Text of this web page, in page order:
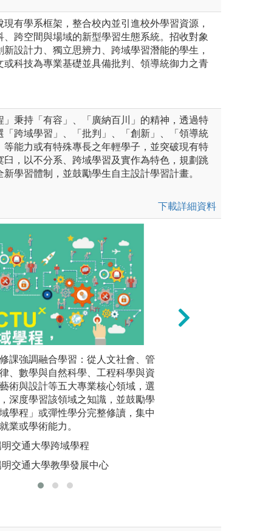
有學系框架，整合校內並引進校外學習資源，
、跨空間與場域的新型學習生態系統。招收對象
設計力、獨立思辨力、跨域學習潛能的學生，
或科技為專業基礎並具備批判、領導統御力之青
」秉持「有容」、「廣納百川」的精神，透過特
「跨域學習」、「批判」、「創新」、「領導統
等能力或有特殊專長之年輕學子，並突破現有特
臼，以不分系、跨域學習及實作為特色，規劃跳
學習體制，並鼓勵學生自主設計學習計畫。
下載詳細資料
課程發展多元特色成果，如
」 實驗計畫於寶藏巖展出、
岸風電進行式」課程、「移
與USR 計畫結合舉辦政大移
對移工議題的認識，並透過
大 InnoFest 聯展，與產業實
的融合。
遊行，學生與高中生合影
課強調融合學習：從人文社會、管
、數學與自然科學、工程科學與資
術與設計等五大專業核心領域，選
深度學習該領域之知識，並鼓勵學
學程」或彈性學分完整修讀，集中
業或學術能力。
交通大學跨域學程
交通大學教學發展中心